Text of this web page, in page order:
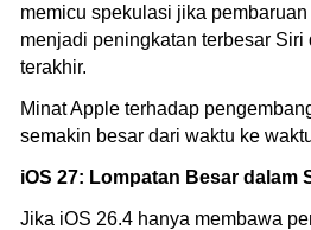
memicu spekulasi jika
menjadi peningkatan terbesar Siri
terakhir.
Minat Apple terhadap
semakin besar dari waktu ke
iOS 27: Lompatan Besar dalam
Jika iOS 26.4 hanya membawa